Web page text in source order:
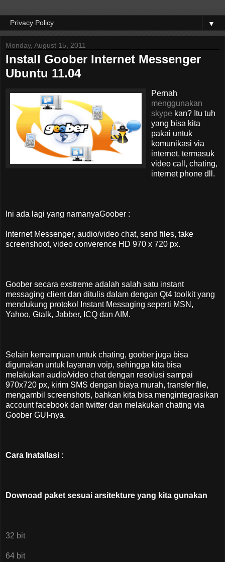
▼
Monday, August 15, 2011
Install Goober Internet Messenger
Ubuntu 11.04
Pernah
menggunakan
skype kan? Itu tuh
yang bisa kita
pakai untuk
komunikasi via
internet, termasuk
video call, chating,
internet phone dll.
Ini ada lagi yang namanyaGoober :
Internet Messenger, audio/video chat, send files, take
screenshoot, video converence HD 970 x 720 px.
Goober secara exstreme adalah salah satu instant
messaging client dan ditulis dalam dengan Qt4 toolkit yang
mendukung protokol Instant Messaging seperti MSN,
Yahoo, Gtalk, Jabber, ICQ dan AIM.
Selain kemampuan untuk chating, goober juga bisa
digunakan untuk layanan voip, sehingga kita bisa
melakukan audio/video chat dengan resolusi sampai
970x720 px, kirim SMS dengan biaya murah, transfer file,
mengambil screenshots, bahkan kita bisa mengintegrasikan
account facebook dan twitter dan melakukan chating via
Goober GUI-nya.
Cara Inatallasi :
Downoad paket sesuai arsitekture yang kita gunakan
32 bit
64 bit